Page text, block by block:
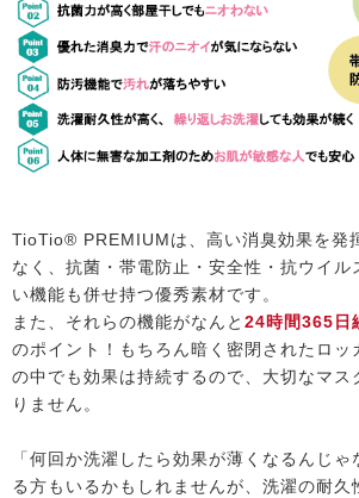
TioTio® PREMIUMは、高い消臭効果を発
なく、抗菌・帯電防止・安全性・抗ウイル
い機能も併せ持つ優秀素材です。
また、それらの機能がなんと 24時間365日
のポイント！もちろん暗く密閉されたロッ
の中でも効果は持続するので、大切なマス
りません。
「何回か洗濯したら効果が薄くなるんじ
る方もいるかもしれませんが、洗濯の耐久